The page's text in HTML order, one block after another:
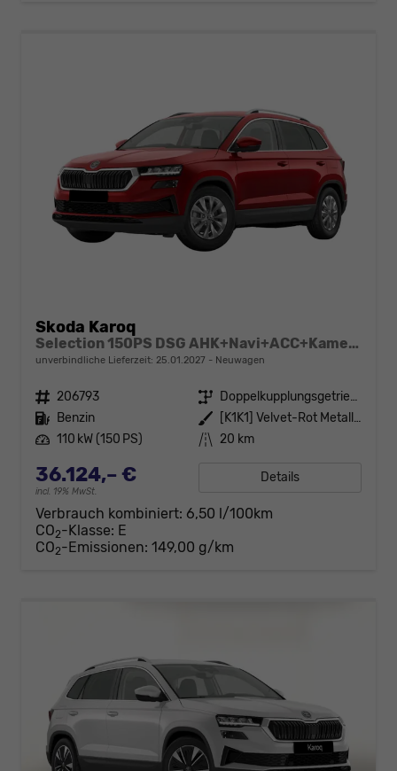
Skoda Karoq
Selection 150PS DSG AHK+Navi+ACC+Kamera+Kessy+Sitzheizung+GV5+Ambiente
unverbindliche Lieferzeit: 25.01.2027 Neuwagen
Fahrzeugnr. 206793 Getriebe
Doppelkupplungsgetriebe (DSG)
Kraftstoff Benzin Außenfarbe
[K1K1] Velvet-Rot Metallic
Leistung 110 kW (150 PS) Kilometerstand 20 km
36.124,– €
incl. 19% MwSt.
Details
Verbrauch kombiniert: 6,50 l/100km
CO2-Klasse: E
CO2-Emissionen: 149,00 g/km